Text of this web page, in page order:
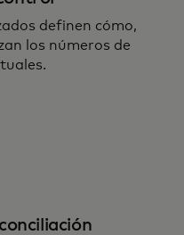
definen cómo,
los números de